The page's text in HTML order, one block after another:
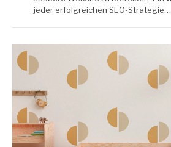
jeder erfolgreichen SEO-Strategie…